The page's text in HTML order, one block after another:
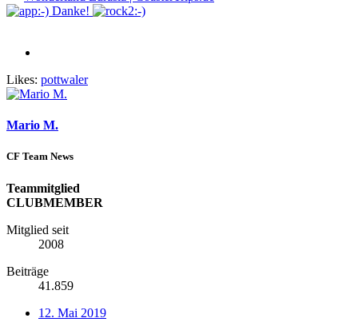
Danke!
Likes: pottwaler
Mario M.
CF Team News
Teammitglied
CLUBMEMBER
Mitglied seit
2008
Beiträge
41.859
12. Mai 2019